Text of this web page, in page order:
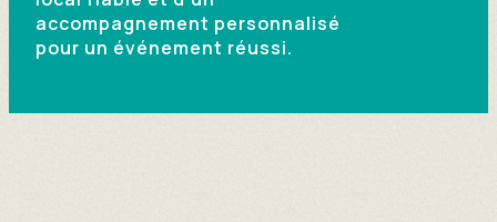
accompagnement personnalisé
pour un événement réussi.